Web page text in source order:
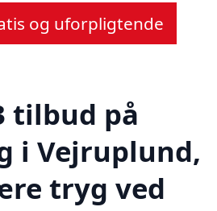
og uforpligtende
tilbud på
i Vejruplund,
tryg ved